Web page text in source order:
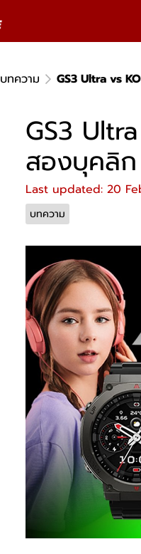
บทความ GS3 Ultra vs
GS3
สองบุคลิก
Last updated: 20
บทความ